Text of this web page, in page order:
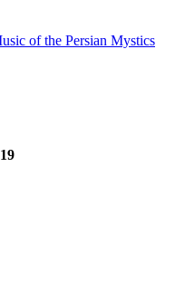
of the Persian Mystics
19